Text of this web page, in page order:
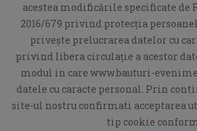
acestea modificările specificate de
2016/679 privind protecția
privește prelucrarea datelor cu
privind libera circulație a acestor
modul in care www.bauturi-
datele cu caracte personal. Prin
site-ul nostru confirmati acceptarea
tip cookie